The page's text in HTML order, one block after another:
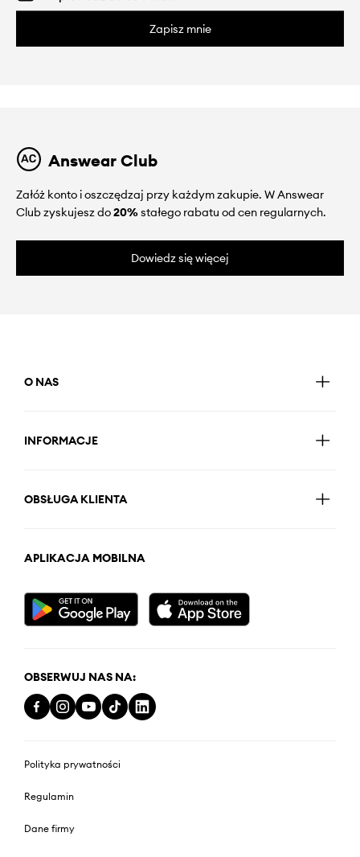
Zapisz mnie
Answear Club
Załóż konto i oszczędzaj przy każdym zakupie. W Answear
Club zyskujesz do20%stałego rabatu od cen regularnych.
Dowiedz się więcej
O NAS
INFORMACJE
OBSŁUGA KLIENTA
APLIKACJA MOBILNA
OBSERWUJ NAS NA:
Polityka prywatności
Regulamin
Dane firmy